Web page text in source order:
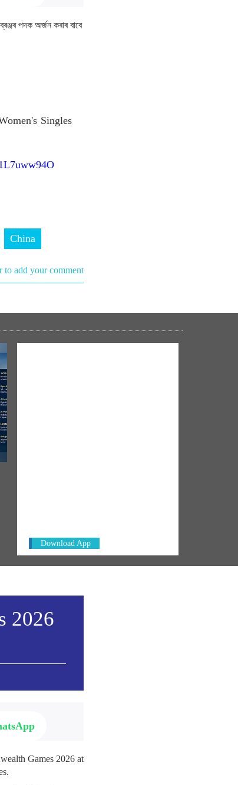
পদক অৰ্জন কৰাৰ বাবে
Singles
China
to add your comment
Download App
2026
Games 2026 at